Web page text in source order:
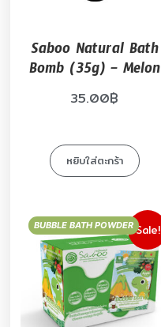
Saboo Natural Bath
Bomb (35g) – Melon
35.00฿
หยิบใส่ตะกร้า
Sale!
BUBBLE BATH POWDER